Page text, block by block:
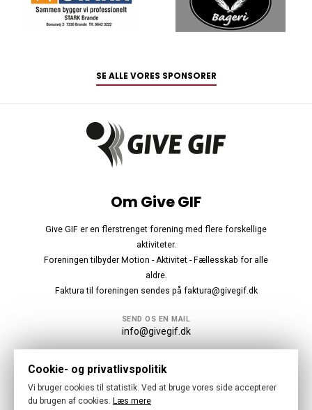
SE ALLE VORES SPONSORER
Om Give GIF
Give GIF er en flerstrenget forening med flere forskellige
aktiviteter.
Foreningen tilbyder Motion - Aktivitet - Fællesskab for alle
aldre.
Faktura til foreningen sendes på faktura@givegif.dk
SEND OS EN MAIL
info@givegif.dk
Følg os
Cookie- og privatlivspolitik
Vi bruger cookies til statistik. Ved at bruge vores side accepterer
du brugen af cookies. Læs mere